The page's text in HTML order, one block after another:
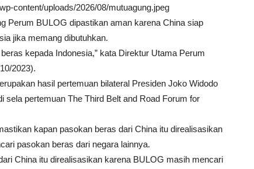
content/uploads/2026/08/mutuagung.jpeg
Perum BULOG dipastikan aman karena China siap
jika memang dibutuhkan.
kepada Indonesia,” kata Direktur Utama Perum
2023).
hasil pertemuan bilateral Presiden Joko Widodo
sela pertemuan The Third Belt and Road Forum for
kapan pasokan beras dari China itu direalisasikan
pasokan beras dari negara lainnya.
China itu direalisasikan karena BULOG masih mencari